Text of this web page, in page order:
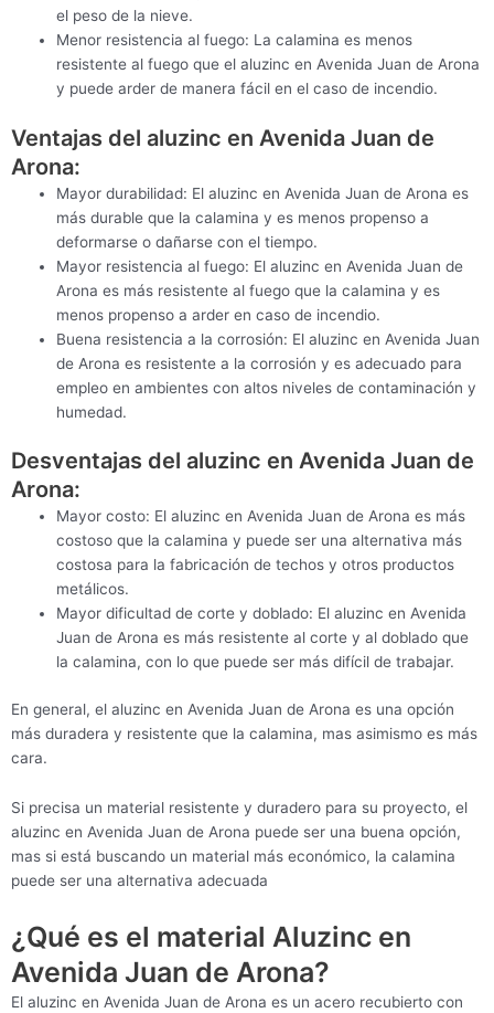
el peso de la nieve.
Menor resistencia al fuego: La calamina es menos
resistente al fuego que el aluzinc en Avenida Juan de Arona
y puede arder de manera fácil en el caso de incendio.
Ventajas del aluzinc en Avenida Juan de
Arona:
Mayor durabilidad: El aluzinc en Avenida Juan de Arona es
más durable que la calamina y es menos propenso a
deformarse o dañarse con el tiempo.
Mayor resistencia al fuego: El aluzinc en Avenida Juan de
Arona es más resistente al fuego que la calamina y es
menos propenso a arder en caso de incendio.
Buena resistencia a la corrosión: El aluzinc en Avenida Juan
de Arona es resistente a la corrosión y es adecuado para
empleo en ambientes con altos niveles de contaminación y
humedad.
Desventajas del aluzinc en Avenida Juan de
Arona:
Mayor costo: El aluzinc en Avenida Juan de Arona es más
costoso que la calamina y puede ser una alternativa más
costosa para la fabricación de techos y otros productos
metálicos.
Mayor dificultad de corte y doblado: El aluzinc en Avenida
Juan de Arona es más resistente al corte y al doblado que
la calamina, con lo que puede ser más difícil de trabajar.
En general, el aluzinc en Avenida Juan de Arona es una opción
más duradera y resistente que la calamina, mas asimismo es más
cara.
Si precisa un material resistente y duradero para su proyecto, el
aluzinc en Avenida Juan de Arona puede ser una buena opción,
mas si está buscando un material más económico, la calamina
puede ser una alternativa adecuada
¿Qué es el material Aluzinc en
Avenida Juan de Arona?
El aluzinc en Avenida Juan de Arona es un acero recubierto con